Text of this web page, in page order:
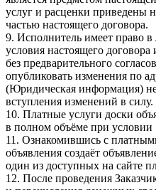
услуг и расценки приведены
частью настоящего договора.
9. Исполнитель имеет право
условия настоящего
без предварительного
опубликовать изменения по
(Юридическая информация)
вступления изменений в силу.
10. Платные услуги доски
в полном объёме при условии
11. Ознакомившись с
объявления создаёт
один из доступных на сайте
12. После проведения